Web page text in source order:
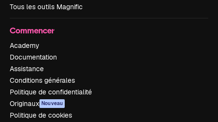
Tous les outils Magnific
Commencer
Academy
Documentation
Assistance
Conditions générales
Politique de confidentialité
Originaux Nouveau
Politique de cookies